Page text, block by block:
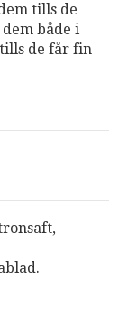
tills de
både i
de får fin